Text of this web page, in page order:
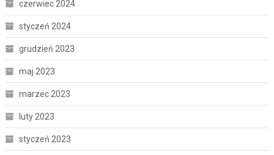
czerwiec 2024
styczeń 2024
grudzień 2023
maj 2023
marzec 2023
luty 2023
styczeń 2023